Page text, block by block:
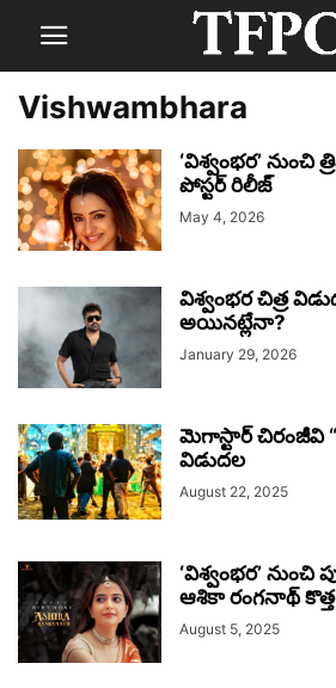
Vishwambhara
‘విశ్వంభర’ నుంచి
పోస్టర్ రిలీజ్
May 4, 2026
విశ్వంభర చిత్ర
అయినట్లేనా?
January 29, 2026
మెగాస్టార్ చిరంజీవి
విడుదల
August 22, 2025
‘విశ్వంభర’ నుంచి
ఆశికా రంగనాథ్
August 5, 2025